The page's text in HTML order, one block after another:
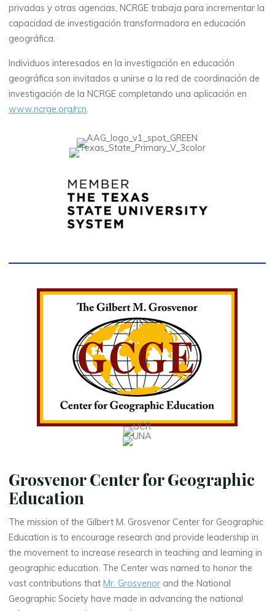
privadas y otras agencias, NCRGE trabaja para incrementar la
capacidad de investigación transformadora en educación
geográfica.
Individuos interesados en la investigación en educación
geográfica son invitados a unirse a la red de coordinación de
investigación de la NCRGE completando una aplicación en
www.ncrge.org/rcn
Grosvenor Center for Geographic
Education
The mission of the Gilbert M. Grosvenor Center for Geographic
Education is to encourage research and provide leadership in
the movement to increase research in teaching and learning in
geographic education. The Center was named to honor the
vast contributions thatMr. Grosvenor and the National
Geographic Society have made in advancing the national